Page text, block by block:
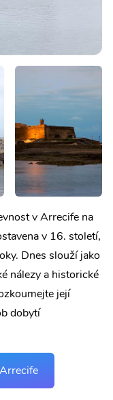
v Arrecife na
v 16. století,
Dnes slouží jako
nálezy a historické
její
dobytí